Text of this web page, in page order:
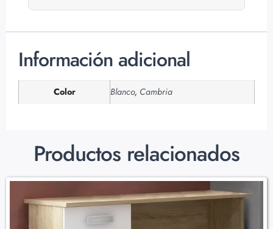
Información adicional
Color Blanco, Cambria
Productos relacionados